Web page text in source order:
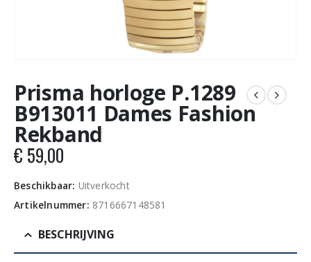
Prisma horloge P.1289
B913011 Dames Fashion
Rekband
€ 59,00
Beschikbaar: Uitverkocht
Artikelnummer: 8716667148581
BESCHRIJVING